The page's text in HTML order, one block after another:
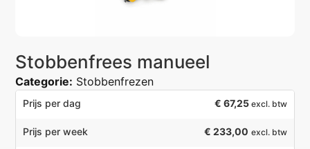
Stobbenfrees manueel
Categorie: Stobbenfrezen
Prijs per dag € 67,25 excl. btw
Prijs per week € 233,00 excl. btw